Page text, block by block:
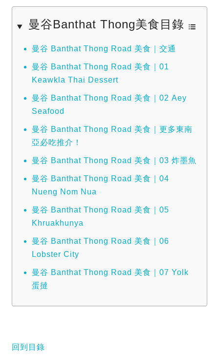
曼谷Banthat Thong美食目錄
曼谷 Banthat Thong Road 美食｜交通
曼谷 Banthat Thong Road 美食｜01
Keawkla Thai Dessert
曼谷 Banthat Thong Road 美食｜02 Aey
Seafood
曼谷 Banthat Thong Road 美食｜更多東南
亞必吃推介！
曼谷 Banthat Thong Road 美食｜03 炸墨魚
曼谷 Banthat Thong Road 美食｜04
Nueng Nom Nua
曼谷 Banthat Thong Road 美食｜05
Khruakhunya
曼谷 Banthat Thong Road 美食｜06
Lobster City
曼谷 Banthat Thong Road 美食｜07 Yolk
蛋撻
回到目錄